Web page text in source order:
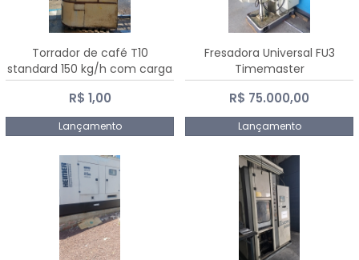
Torrador de café T10
standard 150 kg/h com carga
de 10 kg
R$ 1,00
Lançamento
Fresadora Universal FU3
Timemaster
R$ 75.000,00
Lançamento